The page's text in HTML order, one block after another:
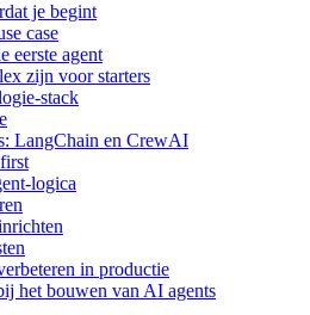
je begint
case
eerste agent
zijn voor starters
stack
LangChain en CrewAI
logica
in productie
het bouwen van AI agents